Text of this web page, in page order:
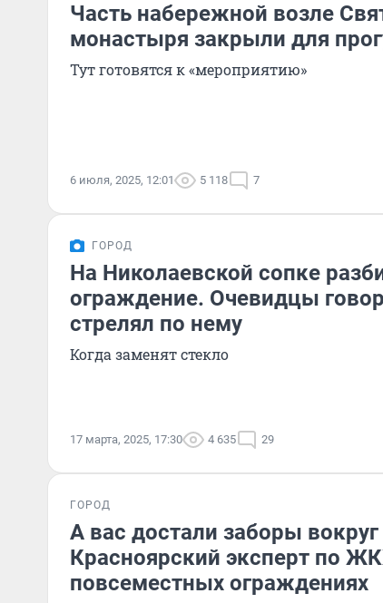
Часть набережной возле
монастыря закрыли для
Тут готовятся к «мероприятию»
6 июля, 2025, 12:01 5 118 7
ГОРОД
На Николаевской сопке
ограждение. Очевидцы
стрелял по нему
Когда заменят стекло
17 марта, 2025, 17:30 4 635 29
ГОРОД
А вас достали заборы
Красноярский эксперт по
повсеместных ограждениях